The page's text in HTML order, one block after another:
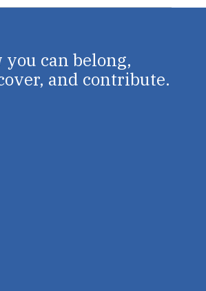
you can belong,
and contribute.